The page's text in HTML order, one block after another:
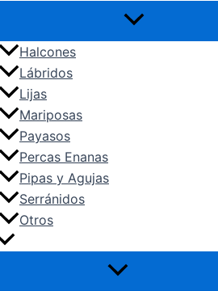
Halcones
Lábridos
Lijas
Mariposas
Payasos
Percas Enanas
Pipas y Agujas
Serránidos
Otros